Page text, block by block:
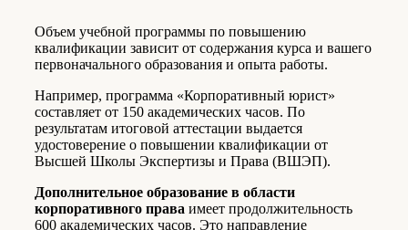
Объем учебной программы по повышению
квалификации зависит от содержания курса и вашего
первоначального образования и опыта работы.
Например, программа «Корпоративный юрист»
составляет от 150 академических часов. По
результатам итоговой аттестации выдается
удостоверение о повышении квалификации от
Высшей Школы Экспертизы и Права (ВШЭП).
Дополнительное образование в области
корпоративного права имеет продолжительность
600 академических часов. Это направление